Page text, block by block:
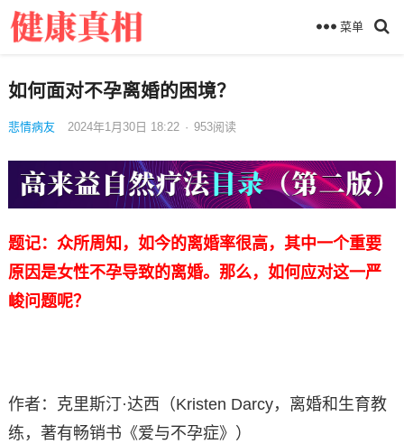
菜单
如何面对不孕离婚的困境？
悲情病友 2024年1月30日 18:22 · 953阅读
题记：众所周知，如今的离婚率很高，其中一个重要
原因是女性不孕导致的离婚。那么，如何应对这一严
峻问题呢？
作者：克里斯汀·达西（Kristen Darcy，离婚和生育教
练，著有畅销书《爱与不孕症》）